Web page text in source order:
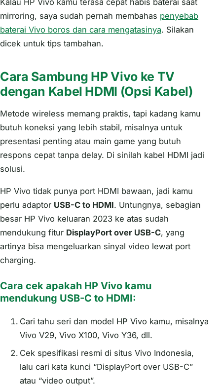
mirroring, saya sudah pernah membahas penyebab
baterai Vivo boros dan cara mengatasinya. Silakan
dicek untuk tips tambahan.
Cara Sambung HP Vivo ke TV
dengan Kabel HDMI (Opsi Kabel)
Metode wireless memang praktis, tapi kadang kamu
butuh koneksi yang lebih stabil, misalnya untuk
presentasi penting atau main game yang butuh
respons cepat tanpa delay. Di sinilah kabel HDMI jadi
solusi.
HP Vivo tidak punya port HDMI bawaan, jadi kamu
perlu adaptor USB-C to HDMI. Untungnya, sebagian
besar HP Vivo keluaran 2023 ke atas sudah
mendukung fitur DisplayPort over USB-C, yang
artinya bisa mengeluarkan sinyal video lewat port
charging.
Cara cek apakah HP Vivo kamu
mendukung USB-C to HDMI:
Cari tahu seri dan model HP Vivo kamu, misalnya
Vivo V29, Vivo X100, Vivo Y36, dll.
Cek spesifikasi resmi di situs Vivo Indonesia,
lalu cari kata kunci “DisplayPort over USB-C”
atau “video output”.